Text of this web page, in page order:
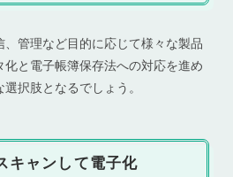
管理など目的に応じて様々な製品
と電子帳簿保存法への対応を進め
択肢となるでしょう。
キャンして電子化